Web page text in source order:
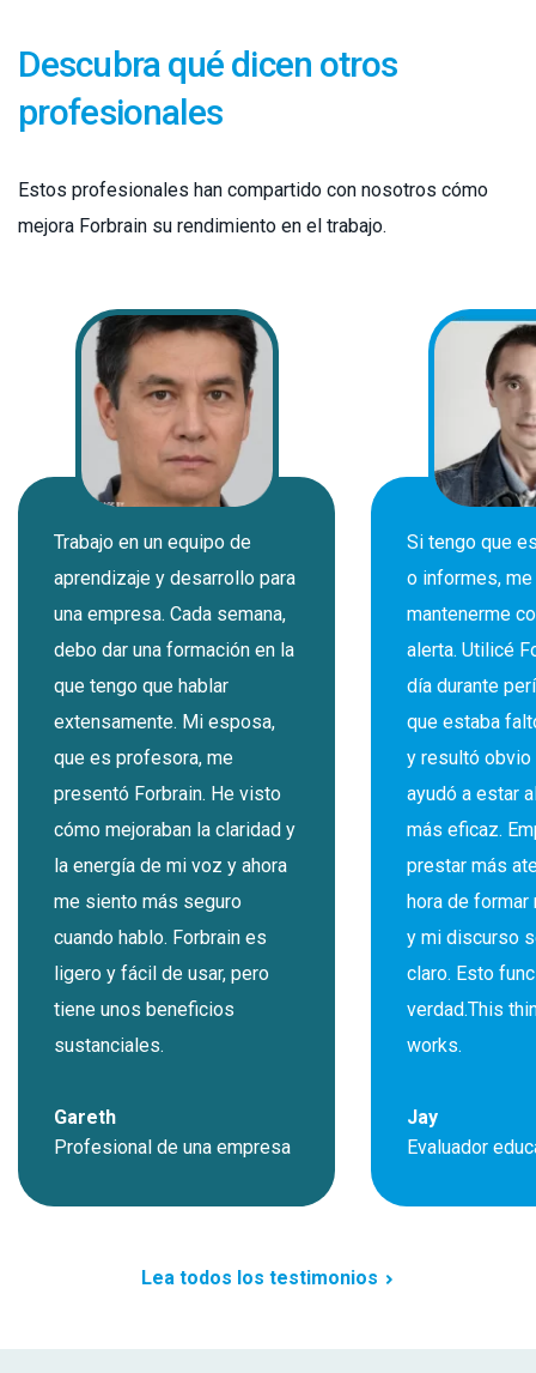
Descubra qué dicen otros
profesionales
Estos profesionales han compartido con nosotros cómo
mejora Forbrain su rendimiento en el trabajo.
Trabajo en un equipo de
aprendizaje y desarrollo para
una empresa. Cada semana,
debo dar una formación en la
que tengo que hablar
extensamente. Mi esposa,
que es profesora, me
presentó Forbrain. He visto
cómo mejoraban la claridad y
la energía de mi voz y ahora
me siento más seguro
cuando hablo. Forbrain es
ligero y fácil de usar, pero
tiene unos beneficios
sustanciales.
Gareth
Profesional de una empresa
Si tengo que
o informes,
mantenerme
alerta. Utilicé
día durante
que estaba
y resultó obvio
ayudó a estar
más eficaz.
prestar más
hora de formar
y mi discurso
claro. Esto
verdad.This
works.
Jay
Evaluador
Lea todos los testimonios